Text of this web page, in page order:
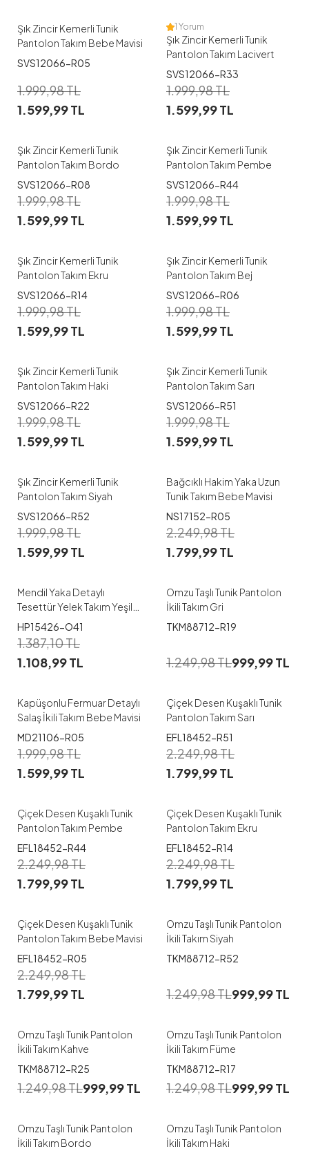
Şık Zincir Kemerli Tunik
Pantolon Takım Bebe Mavisi
SVS12066-R05
1.999,98TL
1.599,99TL
1 Yorum
Şık Zincir Kemerli Tunik
Pantolon Takım Lacivert
SVS12066-R33
1.999,98TL
1.599,99TL
Şık Zincir Kemerli Tunik
Pantolon Takım Bordo
SVS12066-R08
1.999,98TL
1.599,99TL
Şık Zincir Kemerli Tunik
Pantolon Takım Pembe
SVS12066-R44
1.999,98TL
1.599,99TL
Şık Zincir Kemerli Tunik
Pantolon Takım Ekru
SVS12066-R14
1.999,98TL
1.599,99TL
Şık Zincir Kemerli Tunik
Pantolon Takım Bej
SVS12066-R06
1.999,98TL
1.599,99TL
Şık Zincir Kemerli Tunik
Pantolon Takım Haki
SVS12066-R22
1.999,98TL
1.599,99TL
Şık Zincir Kemerli Tunik
Pantolon Takım Sarı
SVS12066-R51
1.999,98TL
1.599,99TL
Şık Zincir Kemerli Tunik
Pantolon Takım Siyah
SVS12066-R52
1.999,98TL
1.599,99TL
M L XL
Bağcıklı Hakim Yaka Uzun
Tunik Takım Bebe Mavisi
NS17152-R05
2.249,98TL
1.799,99TL
38 40 42
Mendil Yaka Detaylı
Tesettür Yelek Takım Yeşil
Olive
HP15426-O41
1.387,10TL
1.108,99TL
M L XL
Omzu Taşlı Tunik Pantolon
İkili Takım Gri
TKM88712-R19
1.249,98TL999,99TL
38-40
46-48
Kapüşonlu Fermuar Detaylı
Salaş İkili Takım Bebe Mavisi
MD21106-R05
1.999,98TL
1.599,99TL
S M L XL
Çiçek Desen Kuşaklı Tunik
Pantolon Takım Sarı
EFL18452-R51
2.249,98TL
1.799,99TL
S M L
Çiçek Desen Kuşaklı Tunik
Pantolon Takım Pembe
EFL18452-R44
2.249,98TL
1.799,99TL
XL
Çiçek Desen Kuşaklı Tunik
Pantolon Takım Ekru
EFL18452-R14
2.249,98TL
1.799,99TL
S M L
Çiçek Desen Kuşaklı Tunik
Pantolon Takım Bebe Mavisi
EFL18452-R05
2.249,98TL
1.799,99TL
M L XL
Omzu Taşlı Tunik Pantolon
İkili Takım Siyah
TKM88712-R52
1.249,98TL999,99TL
M L XL
Omzu Taşlı Tunik Pantolon
İkili Takım Kahve
TKM88712-R25
1.249,98TL999,99TL
M L XL XXL
Omzu Taşlı Tunik Pantolon
İkili Takım Füme
TKM88712-R17
1.249,98TL999,99TL
M L XXL
Omzu Taşlı Tunik Pantolon
İkili Takım Bordo
M L XL XXL
Omzu Taşlı Tunik Pantolon
İkili Takım Haki